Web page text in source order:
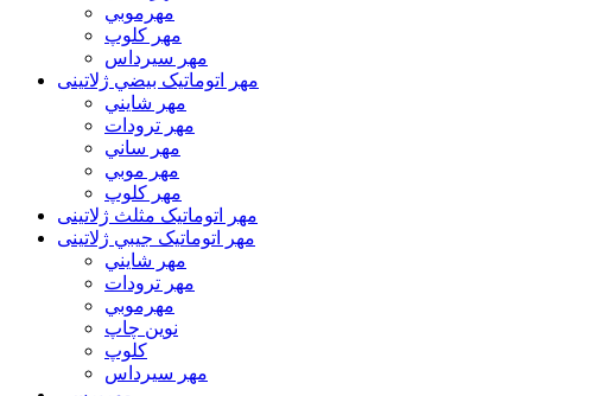
مهرموبي
مهر كلوپ
مهر سيرداس
مهر اتوماتیک بيضي ژلاتینی
مهر شايني
مهر ترودات
مهر ساني
مهر موبي
مهر كلوپ
مهر اتوماتیک مثلث ژلاتینی
مهر اتوماتیک جيبي ژلاتینی
مهر شايني
مهر ترودات
مهرموبي
نوين چاپ
کلوپ
مهر سيرداس